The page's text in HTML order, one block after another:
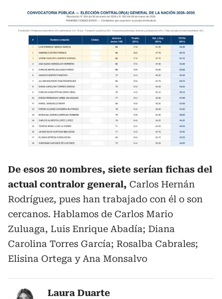
De esos 20 nombres, siete serían fichas del
actual contralor general, Carlos Hernán
Rodríguez, pues han trabajado con él o son
cercanos. Hablamos de Carlos Mario
Zuluaga, Luis Enrique Abadía; Diana
Carolina Torres García; Rosalba Cabrales;
Elisina Ortega y Ana Monsalvo
Laura Duarte